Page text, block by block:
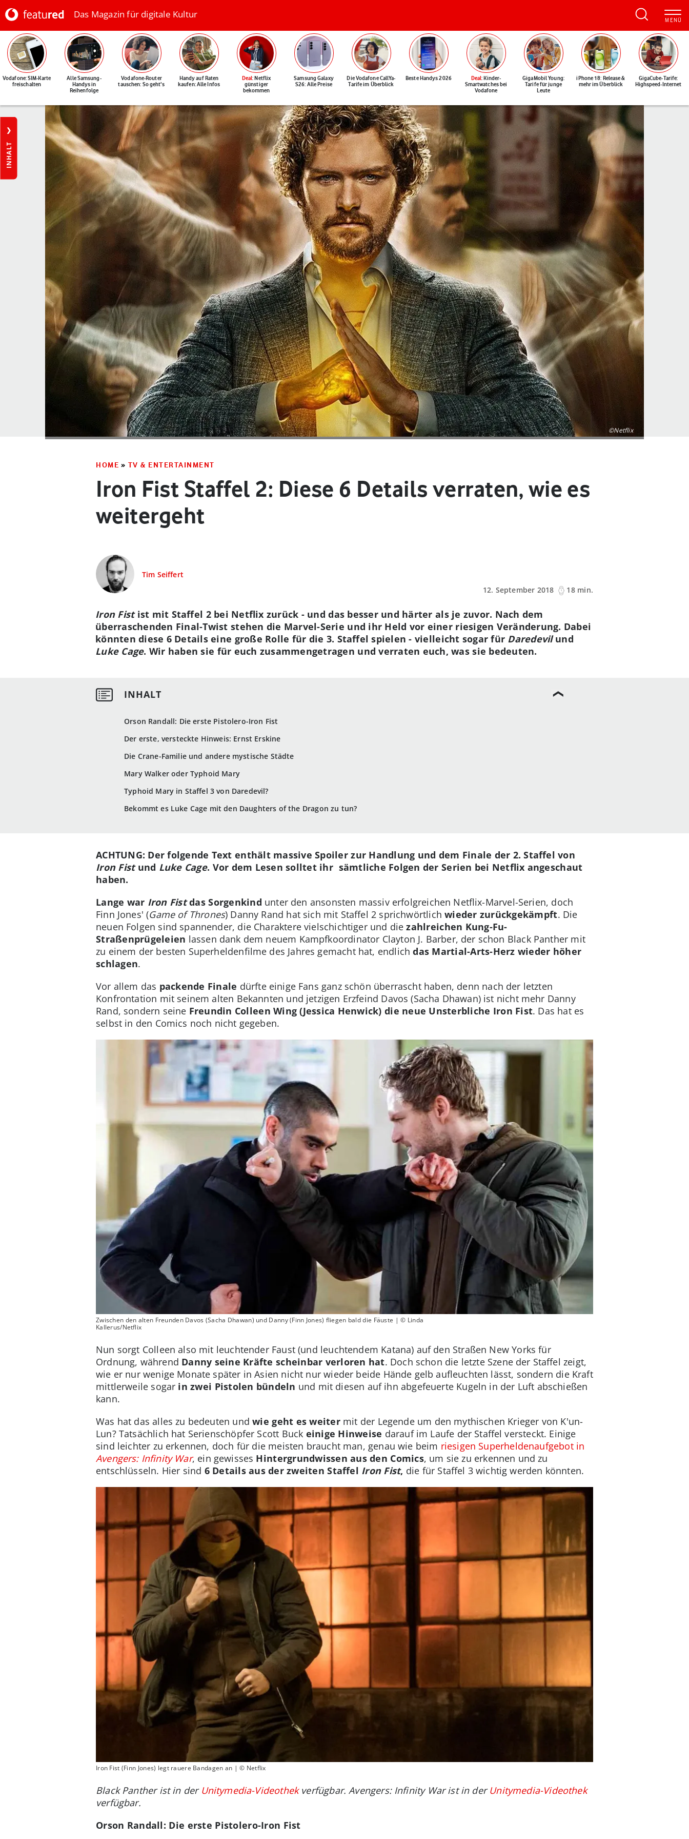
Das Magazin für digitale Kultur
Vodafone: SIM-Karte
freischalten
Alle Samsung-
Handys in
Reihenfolge
Vodafone-Router
tauschen: So geht's
Handy auf Raten
kaufen: Alle Infos
Deal: Netflix
günstiger
bekommen
Samsung Galaxy
S26: Alle Preise
Die Vodafone CallYa-
Tarife im Überblick
Beste Handys 2026 Deal: Kinder-
Smartwatches bei
Vodafone
GigaMobil Young:
Tarife für junge
Leute
iPhone 18: Release &
mehr im Überblick
GigaCube-Tarife:
Highspeed-Internet
INHALT
©Netflix
HOME » TV & ENTERTAINMENT
Iron Fist Staffel 2: Diese 6 Details verraten, wie es
weitergeht
Tim Seiffert
12. September 2018
18 min.
Orson Randall: Die erste Pistolero-Iron Fist
Der erste, versteckte Hinweis: Ernst Erskine
Die Crane-Familie und andere mystische Städte
Mary Walker oder Typhoid Mary
Typhoid Mary in Staffel 3 von Daredevil?
Bekommt es Luke Cage mit den Daughters of the Dragon zu tun?
Iron Fistist mit Staffel 2 bei Netflix zurück - und das besser und härter als je zuvor. Nach dem
überraschenden Final-Twist stehen die Marvel-Serie und ihr Held vor einer riesigen Veränderung. Dabei
könnten diese 6 Details eine große Rolle für die 3. Staffel spielen - vielleicht sogar für Daredevilund
Luke Cage. Wir haben sie für euch zusammengetragen und verraten euch, was sie bedeuten.
ACHTUNG: Der folgende Text enthält massive Spoiler zur Handlung und dem Finale der 2. Staffel von
Iron Fistund Luke Cage. Vor dem Lesen solltet ihr sämtliche Folgen der Serien bei Netflix angeschaut
haben.
Lange war Iron Fistdas Sorgenkind unter den ansonsten massiv erfolgreichen Netflix-Marvel-Serien, doch
Finn Jones' (Game of Thrones) Danny Rand hat sich mit Staffel 2 sprichwörtlichwieder zurückgekämpft. Die
neuen Folgen sind spannender, die Charaktere vielschichtiger und diezahlreichen Kung-Fu-
Straßenprügeleien lassen dank dem neuem Kampfkoordinator Clayton J. Barber, der schon Black Panther mit
zu einem der besten Superheldenfilme des Jahres gemacht hat, endlichdas Martial-Arts-Herz wieder höher
schlagen.
Vor allem das packende Finale dürfte einige Fans ganz schön überrascht haben, denn nach der letzten
Konfrontation mit seinem alten Bekannten und jetzigen Erzfeind Davos (Sacha Dhawan) ist nicht mehr Danny
Rand, sondern seine Freundin Colleen Wing (Jessica Henwick) die neue Unsterbliche Iron Fist. Das hat es
selbst in den Comics noch nicht gegeben.
Zwischen den alten Freunden Davos (Sacha Dhawan) und Danny (Finn Jones) fliegen bald die Fäuste | © Linda
Kallerus/Netflix
Nun sorgt Colleen also mit leuchtender Faust (und leuchtendem Katana) auf den Straßen New Yorks für
Ordnung, während Danny seine Kräfte scheinbar verloren hat. Doch schon die letzte Szene der Staffel zeigt,
wie er nur wenige Monate später in Asien nicht nur wieder beide Hände gelb aufleuchten lässt, sondern die Kraft
mittlerweile sogar in zwei Pistolen bündeln und mit diesen auf ihn abgefeuerte Kugeln in der Luft abschießen
kann.
Was hat das alles zu bedeuten und wie geht es weitermit der Legende um den mythischen Krieger von K'un-
Lun? Tatsächlich hat Serienschöpfer Scott Buck einige Hinweise darauf im Laufe der Staffel versteckt. Einige
sind leichter zu erkennen, doch für die meisten braucht man, genau wie beim riesigen Superheldenaufgebot in
Avengers: Infinity War, ein gewisses Hintergrundwissen aus den Comics, um sie zu erkennen und zu
entschlüsseln. Hier sind 6 Details aus der zweiten Staffel Iron Fist, die für Staffel 3 wichtig werden könnten.
Iron Fist (Finn Jones) legt rauere Bandagen an | © Netflix
Black Panther ist in der Unitymedia-Videothekverfügbar. Avengers: Infinity War ist in derUnitymedia-Videothek
verfügbar.
Orson Randall: Die erste Pistolero-Iron Fist